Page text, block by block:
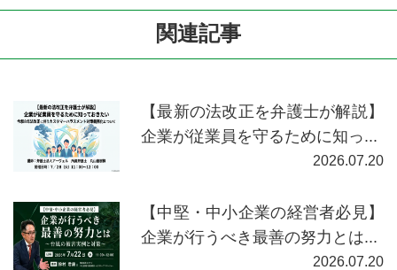
関連記事
【最新の法改正を弁護士が解説】
企業が従業員を守るために知っ...
2026.07.20
【中堅・中小企業の経営者必見】
企業が行うべき最善の努力とは...
2026.07.20